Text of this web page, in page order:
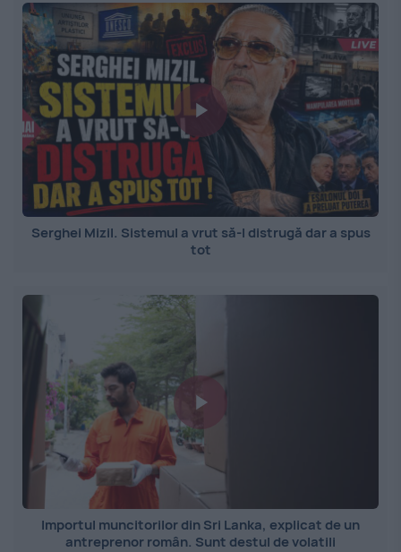
Serghei Mizil. Sistemul a vrut să-l distrugă dar a spus
tot
Importul muncitorilor din Sri Lanka, explicat de un
antreprenor român. Sunt destul de volatili